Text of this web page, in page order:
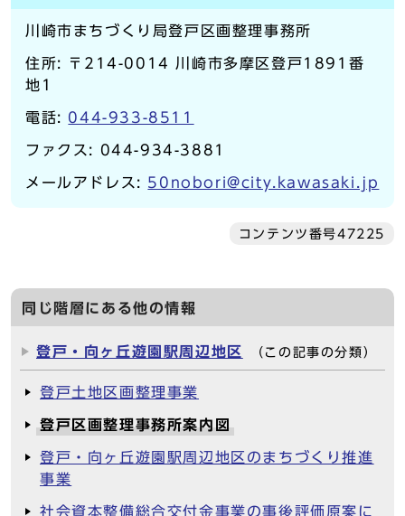
川崎市まちづくり局登戸区画整理事務所
住所: 〒214-0014 川崎市多摩区登戸1891番
地1
電話: 044-933-8511
ファクス: 044-934-3881
メールアドレス: 50nobori@city.kawasaki.jp
コンテンツ番号47225
同じ階層にある他の情報
登戸・向ヶ丘遊園駅周辺地区 （この記事の分類）
登戸土地区画整理事業
登戸区画整理事務所案内図
登戸・向ヶ丘遊園駅周辺地区のまちづくり推進
事業
社会資本整備総合交付金事業の事後評価原案に